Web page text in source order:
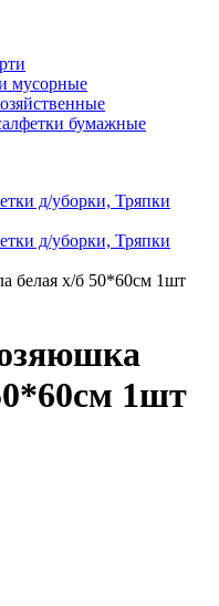
мусорные
бумажные
д/уборки, Тряпки
д/уборки, Тряпки
белая х/б 50*60см 1шт
1шт